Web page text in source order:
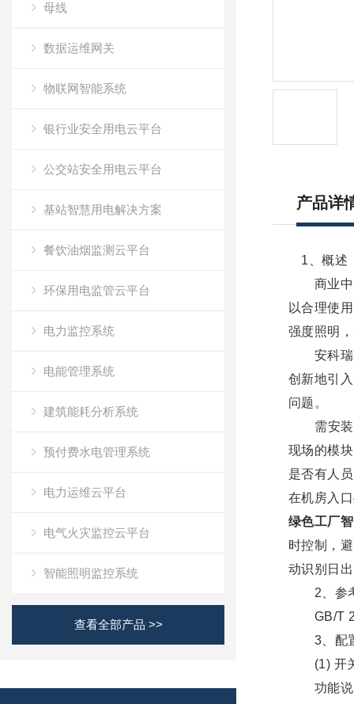
母线
数据运维网关
物联网智能系统
银行业安全用电云平台
公交站安全用电云平台
基站智慧用电解决方案
餐饮油烟监测云平台
环保用电监管云平台
电力监控系统
电能管理系统
建筑能耗分析系统
预付费水电管理系统
电力运维云平台
电气火灾监控云平台
智能照明监控系统
查看全部产品 >>
产品详
1、概述
商业中心
以合理使
强度照明
安科瑞
创新地引
问题。
需安装在
现场的模
是否有人
在机房入
绿色工厂
时控制，
动识别日
2、参
GB/T
3、配
(1) 开关
功能说